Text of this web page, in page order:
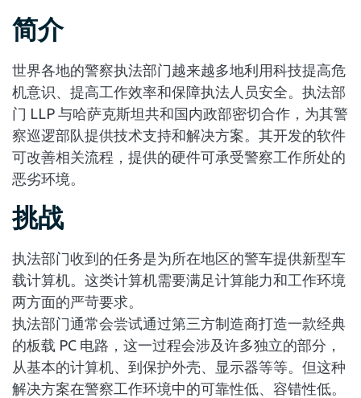
简介
世界各地的警察执法部门越来越多地利用科技提高危
机意识、提高工作效率和保障执法人员安全。执法部
门 LLP 与哈萨克斯坦共和国内政部密切合作，为其警
察巡逻部队提供技术支持和解决方案。其开发的软件
可改善相关流程，提供的硬件可承受警察工作所处的
恶劣环境。
挑战
执法部门收到的任务是为所在地区的警车提供新型车
载计算机。这类计算机需要满足计算能力和工作环境
两方面的严苛要求。
执法部门通常会尝试通过第三方制造商打造一款经典
的板载 PC 电路，这一过程会涉及许多独立的部分，
从基本的计算机、到保护外壳、显示器等等。但这种
解决方案在警察工作环境中的可靠性低、容错性低。